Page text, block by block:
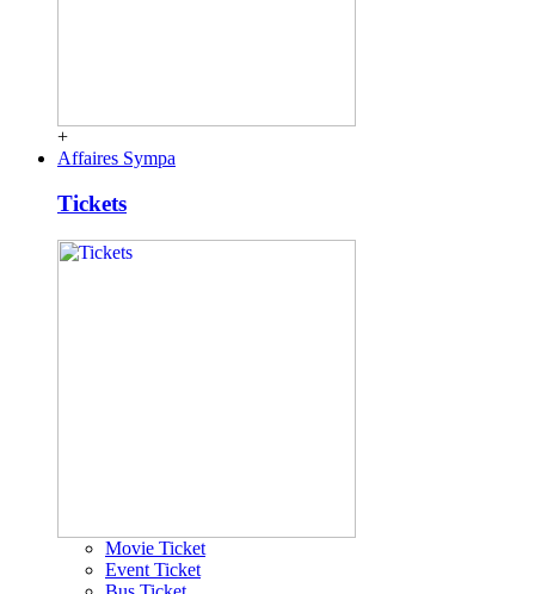
+
Affaires Sympa
Tickets
Movie Ticket
Event Ticket